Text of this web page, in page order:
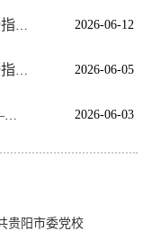
叶志敏副校长赴福泉市委党校调研指导工作 2026-06-12
叶志敏副校长赴荔波县委党校调研指导工作 2026-06-05
当一名干部群众喜欢的宣讲员 ——中共黔南州委党校四级调研员 黎庆礼 2026-06-03
贵阳市委党校